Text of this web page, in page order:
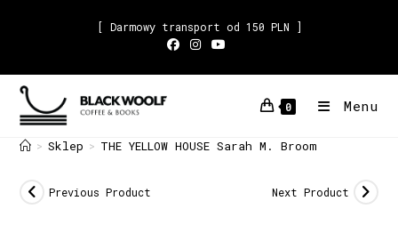
[ Darmowy transport od 150 PLN ]
0 Menu
> Sklep > THE YELLOW HOUSE Sarah M. Broom
Previous Product Next Product